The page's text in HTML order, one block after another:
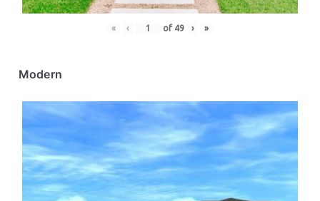
« ‹ of 49 › »
Modern